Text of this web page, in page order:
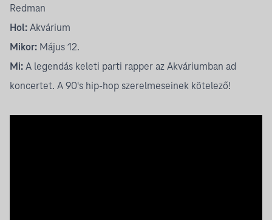
Redman
Hol: Akvárium
Mikor: Május 12.
Mi: A legendás keleti parti rapper az Akváriumban ad
koncertet. A 90's hip-hop szerelmeseinek kötelező!